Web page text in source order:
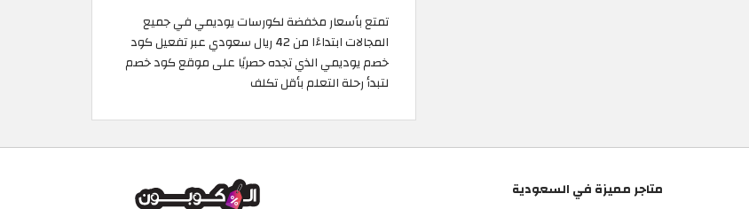
تمتع بأسعار مخفضة لكورسات يوديمي في جميع
المجالات ابتداءًا من 42 ريال سعودي عبر تفعيل كود
خصم يوديمي الذي تجده حصريًا على موقع كود خصم
لتبدأ رحلة التعلم بأقل تكلف
متاجر مميزة في السعودية